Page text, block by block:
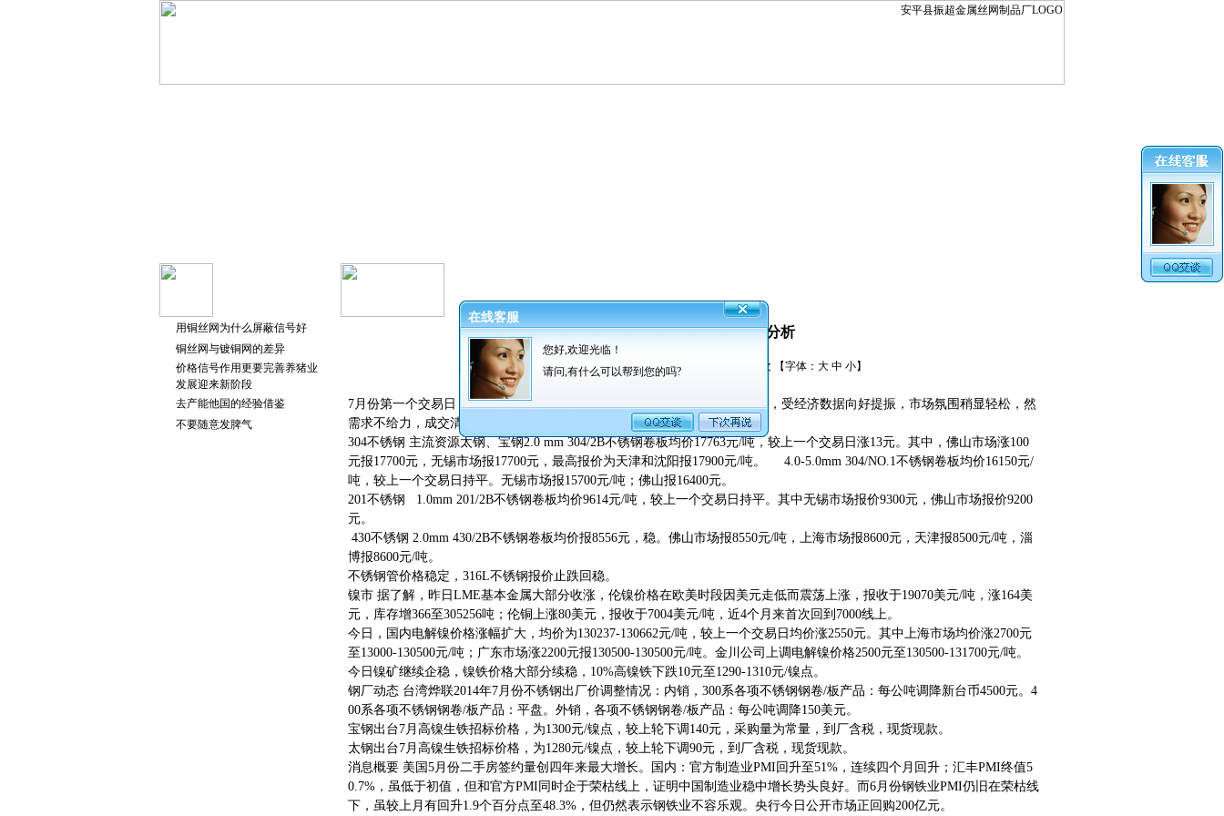
用铜丝网为什么屏蔽信号好
铜丝网与镀铜网的差异
价格信号作用更要完善养猪业
发展迎来新阶段
去产能他国的经验借鉴
不要随意发脾气
7月1日国内不锈钢价格盘点分析
发布者：振超网业 发布时间：2014/7/2 阅读： 次 【字体： 大 中 小】
7月份第一个交易日，国内不锈钢价格基本持稳，304不锈钢个别地区有探涨，受经济数据向好提振，市场氛围稍显轻松，然
需求不给力，成交清淡，商家多观望，不敢贸然涨价。
304不锈钢 主流资源太钢、宝钢2.0 mm 304/2B不锈钢卷板均价17763元/吨，较上一个交易日涨13元。其中，佛山市场涨100
元报17700元，无锡市场报17700元，最高报价为天津和沈阳报17900元/吨。 4.0-5.0mm 304/NO.1不锈钢卷板均价16150元/
吨，较上一个交易日持平。无锡市场报15700元/吨；佛山报16400元。
201不锈钢 1.0mm 201/2B不锈钢卷板均价9614元/吨，较上一个交易日持平。其中无锡市场报价9300元，佛山市场报价9200
元。
430不锈钢 2.0mm 430/2B不锈钢卷板均价报8556元，稳。佛山市场报8550元/吨，上海市场报8600元，天津报8500元/吨，淄
博报8600元/吨。
不锈钢管价格稳定，316L不锈钢报价止跌回稳。
镍市 据了解，昨日LME基本金属大部分收涨，伦镍价格在欧美时段因美元走低而震荡上涨，报收于19070美元/吨，涨164美
元，库存增366至305256吨；伦铜上涨80美元，报收于7004美元/吨，近4个月来首次回到7000线上。
今日，国内电解镍价格涨幅扩大，均价为130237-130662元/吨，较上一个交易日均价涨2550元。其中上海市场均价涨2700元
至13000-130500元/吨；广东市场涨2200元报130500-130500元/吨。金川公司上调电解镍价格2500元至130500-131700元/吨。
今日镍矿继续企稳，镍铁价格大部分续稳，10%高镍铁下跌10元至1290-1310元/镍点。
钢厂动态 台湾烨联2014年7月份不锈钢出厂价调整情况：内销，300系各项不锈钢钢卷/板产品：每公吨调降新台币4500元。4
00系各项不锈钢钢卷/板产品：平盘。外销，各项不锈钢钢卷/板产品：每公吨调降150美元。
宝钢出台7月高镍生铁招标价格，为1300元/镍点，较上轮下调140元，采购量为常量，到厂含税，现货现款。
太钢出台7月高镍生铁招标价格，为1280元/镍点，较上轮下调90元，到厂含税，现货现款。
消息概要 美国5月份二手房签约量创四年来最大增长。国内：官方制造业PMI回升至51%，连续四个月回升；汇丰PMI终值5
0.7%，虽低于初值，但和官方PMI同时企于荣枯线上，证明中国制造业稳中增长势头良好。而6月份钢铁业PMI仍旧在荣枯线
下，虽较上月有回升1.9个百分点至48.3%，但仍然表示钢铁业不容乐观。央行今日公开市场正回购200亿元。
在线客服
您好,欢迎光临！
请问,有什么可以帮到您的吗?